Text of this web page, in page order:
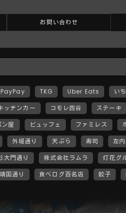
お問い合わせ
PayPay TKG Uber Eats
い
ッチンカー コモレ四谷 ステーキ
ン屋 ビュッフェ ファミレス
外堀通り 天ぷら 寿司 左
大門通り 株式会社ラムラ 灯花グ
靖国通り 食べログ百名店 餃子